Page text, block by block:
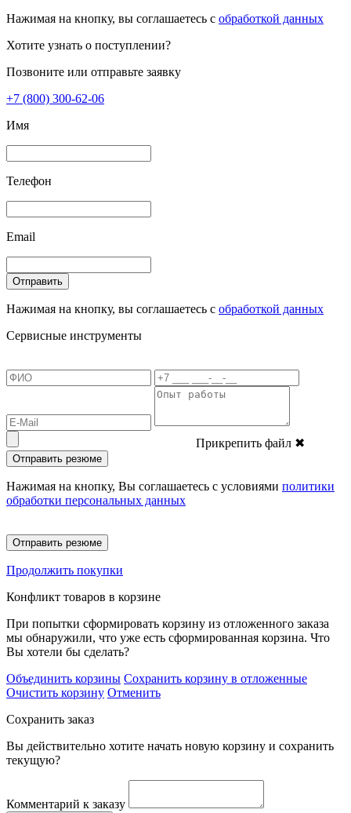
Нажимая на кнопку, вы соглашаетесь с обработкой данных
Хотите узнать о поступлении?
Позвоните или отправьте заявку
+7 (800) 300-62-06
Имя
Телефон
Email
Отправить
Нажимая на кнопку, вы соглашаетесь с обработкой данных
Сервисные инструменты
Прикрепить файл ✖
Отправить резюме
Нажимая на кнопку, Вы соглашаетесь с условиями политики
обработки персональных данных
Отправить резюме
Продолжить покупки
Конфликт товаров в корзине
При попытки сформировать корзину из отложенного заказа
мы обнаружили, что уже есть сформированная корзина. Что
Вы хотели бы сделать?
Объединить корзины Сохранить корзину в отложенные
Очистить корзину Отменить
Сохранить заказ
Вы действительно хотите начать новую корзину и сохранить
текущую?
Комментарий к заказу